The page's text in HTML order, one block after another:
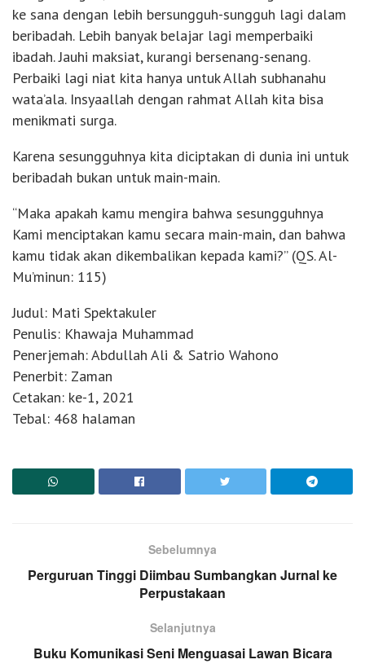
ke sana dengan lebih bersungguh-sungguh lagi dalam
beribadah. Lebih banyak belajar lagi memperbaiki
ibadah. Jauhi maksiat, kurangi bersenang-senang.
Perbaiki lagi niat kita hanya untuk Allah subhanahu
wata’ala. Insyaallah dengan rahmat Allah kita bisa
menikmati surga.
Karena sesungguhnya kita diciptakan di dunia ini untuk
beribadah bukan untuk main-main.
“Maka apakah kamu mengira bahwa sesungguhnya
Kami menciptakan kamu secara main-main, dan bahwa
kamu tidak akan dikembalikan kepada kami?” (QS. Al-
Mu’minun: 115)
Judul: Mati Spektakuler
Penulis: Khawaja Muhammad
Penerjemah: Abdullah Ali & Satrio Wahono
Penerbit: Zaman
Cetakan: ke-1, 2021
Tebal: 468 halaman
Sebelumnya
Perguruan Tinggi Diimbau Sumbangkan Jurnal ke
Perpustakaan
Selanjutnya
Buku Komunikasi Seni Menguasai Lawan Bicara